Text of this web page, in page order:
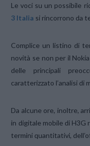
Le voci su un possibile
3 Italia si rincorrono da
Complice un listino di
novità se non per il
delle principali
caratterizzato l’analisi di
Da alcune ore, inoltre,
in digitale mobile di H3G
termini quantitativi,